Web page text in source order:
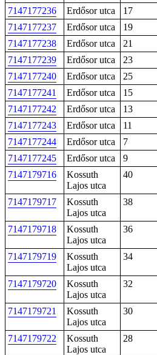
7147177236 Erdősor utca 17
7147177237
Erdősor utca 19
7147177238
Erdősor utca 21
7147177239
Erdősor utca 23
7147177240
Erdősor utca 25
7147177241
Erdősor utca 15
7147177242
Erdősor utca 13
7147177243
Erdősor utca 11
7147177244
Erdősor utca 7
7147177245
Erdősor utca 9
7147179716
Kossuth
Lajos utca
40
7147179717
Kossuth
Lajos utca
38
7147179718
Kossuth
Lajos utca
36
7147179719
Kossuth
Lajos utca
34
7147179720
Kossuth
Lajos utca
32
7147179721
Kossuth
Lajos utca
30
7147179722
Kossuth
Lajos utca
28